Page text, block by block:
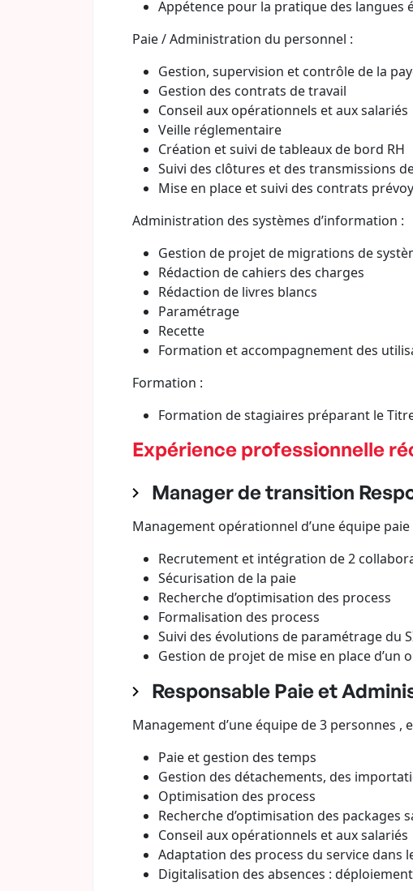
Appétence pour la pratique des langues
Paie / Administration du personnel :
Gestion, supervision et contrôle de la
Gestion des contrats de travail
Conseil aux opérationnels et aux salariés
Veille réglementaire
Création et suivi de tableaux de bord RH
Suivi des clôtures et des transmissions
Mise en place et suivi des contrats
Administration des systèmes d’information :
Gestion de projet de migrations de
Rédaction de cahiers des charges
Rédaction de livres blancs
Paramétrage
Recette
Formation et accompagnement des
Formation :
Formation de stagiaires préparant le
Expérience professionnelle
Manager de transition
Management opérationnel d’une équipe paie
Recrutement et intégration de 2
Sécurisation de la paie
Recherche d’optimisation des process
Formalisation des process
Suivi des évolutions de paramétrage du
Gestion de projet de mise en place d’un
Responsable Paie et
Management d’une équipe de 3 personnes
Paie et gestion des temps
Gestion des détachements, des
Optimisation des process
Recherche d’optimisation des packages
Conseil aux opérationnels et aux salariés
Adaptation des process du service dans
Digitalisation des absences :